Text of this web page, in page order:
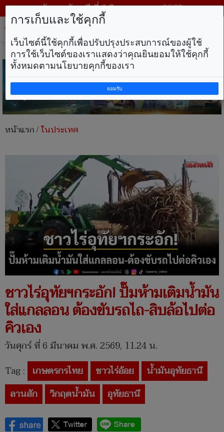
วันพฤหัสบดี ที่ 6 สิงหาคม พ.ศ. 2569
หน้าแรก/ในประเทศ
ชาวไร่อุทัยฯกระอัก! ปั๊มห้ามเติมน้ำมัน
ใส่แกลลอน ต้องขับรถไถ-สิบล้อไปต่อ
คิวเอง
วันศุกร์ ที่ 6 มีนาคม พ.ศ. 2569, 11.24 น.
Tag : เกษตรกรไทย ชาวไร่อ้อย
น้ำมันอุทัยธานี
ลานสัก
วิกฤตน้ำมัน อุทัยธานี
การเก็บและใช้คุกกี้
เว็บไซต์นี้ใช้คุกกี้เพื่อปรับปรุงประสบการณ์ของผู้ใช้
การใช้เว็บไซต์ของเราแสดงว่าคุณยินยอมให้ใช้คุกกี้
ทั้งหมดตามนโยบายคุกกี้ของเรา
ยอมรับ